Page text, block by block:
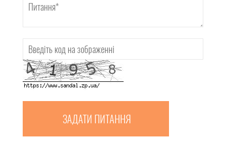
ЗАДАТИ ПИТАННЯ